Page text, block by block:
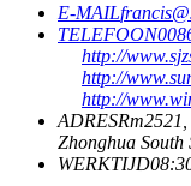
E-MAIL
TELEFOON
http://
http://
http://
ADRES
Zhonghua South
WERKTIJD